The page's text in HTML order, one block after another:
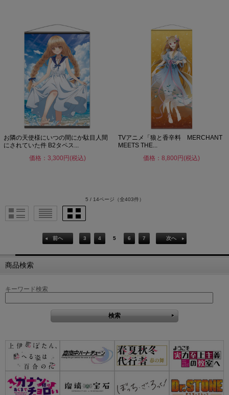
お隣の天使様にいつの間にか駄目人間
にされていた件 B2タペス...
価格：3,300円(税込)
TVアニメ「狼と香辛料 MERCHANT
MEETS THE...
価格：8,800円(税込)
5 / 14ページ （全403件）
前へ 3 4 5 6 7 次へ
商品検索
キーワード検索